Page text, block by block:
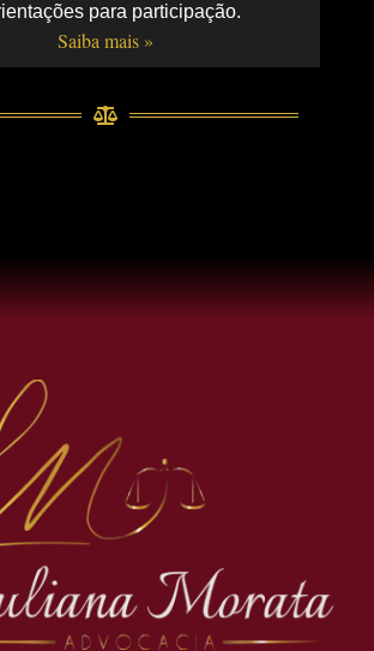
para participação.
Saiba mais »